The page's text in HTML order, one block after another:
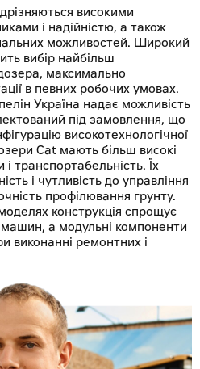
високими
і надійністю, а також
можливостей. Широкий
вибір найбільш
максимально
в певних робочих умовах.
Україна надає можливість
під замовлення, що
високотехнологічної
Cat мають більш високі
транспортабельність. Їх
і чутливість до управління
профілювання грунту.
конструкція спрощує
машин, а модульні компоненти
виконанні ремонтних і